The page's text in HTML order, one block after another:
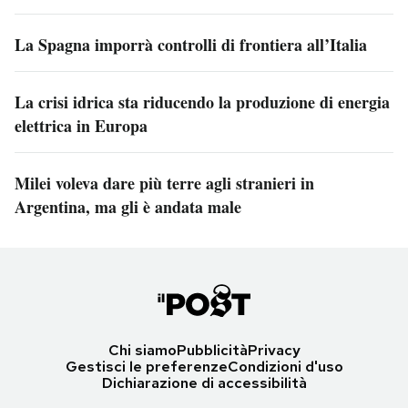
La Spagna imporrà controlli di frontiera all’Italia
La crisi idrica sta riducendo la produzione di energia
elettrica in Europa
Milei voleva dare più terre agli stranieri in
Argentina, ma gli è andata male
Chi siamoPubblicitàPrivacy
Gestisci le preferenzeCondizioni d'uso
Dichiarazione di accessibilità